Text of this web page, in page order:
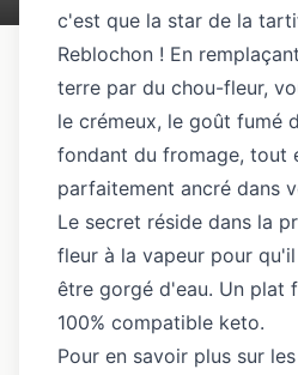
c'est que la star de la
Reblochon ! En
terre par du chou-fleur,
le crémeux, le goût fumé
fondant du fromage, tout
parfaitement ancré dans
Le secret réside dans la
fleur à la vapeur pour
être gorgé d'eau. Un plat
100% compatible keto.
Pour en savoir plus sur